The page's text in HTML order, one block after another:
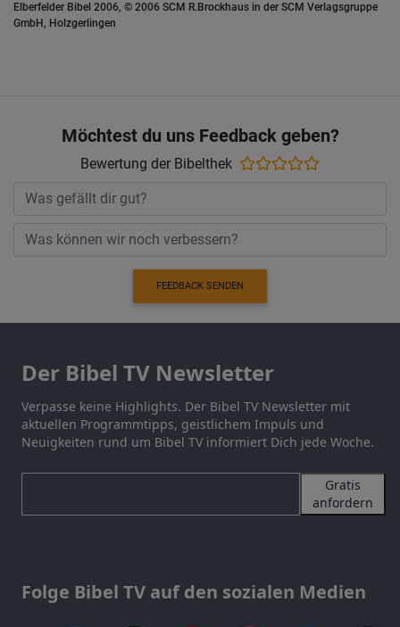
Elberfelder Bibel 2006, © 2006 SCM R.Brockhaus in der SCM Verlagsgruppe
GmbH, Holzgerlingen
Möchtest du uns Feedback geben?
Bewertung der Bibelthek
FEEDBACK SENDEN
Der Bibel TV Newsletter
Verpasse keine Highlights. Der Bibel TV Newsletter mit
aktuellen Programmtipps, geistlichem Impuls und
Neuigkeiten rund um Bibel TV informiert Dich jede Woche.
Gratis
anfordern
Folge Bibel TV auf den sozialen Medien